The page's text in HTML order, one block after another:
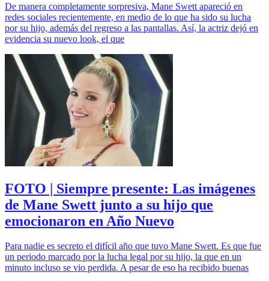
De manera completamente sorpresiva, Mane Swett apareció en
redes sociales recientemente, en medio de lo que ha sido su lucha
por su hijo, además del regreso a las pantallas. Así, la actriz dejó en
evidencia su nuevo look, el que
FOTO | Siempre presente: Las imágenes
de Mane Swett junto a su hijo que
emocionaron en Año Nuevo
Para nadie es secreto el difícil año que tuvo Mane Swett. Es que fue
un periodo marcado por la lucha legal por su hijo, la que en un
minuto incluso se vio perdida. A pesar de eso ha recibido buenas